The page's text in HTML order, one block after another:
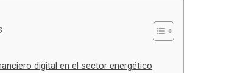
digital en el sector energético